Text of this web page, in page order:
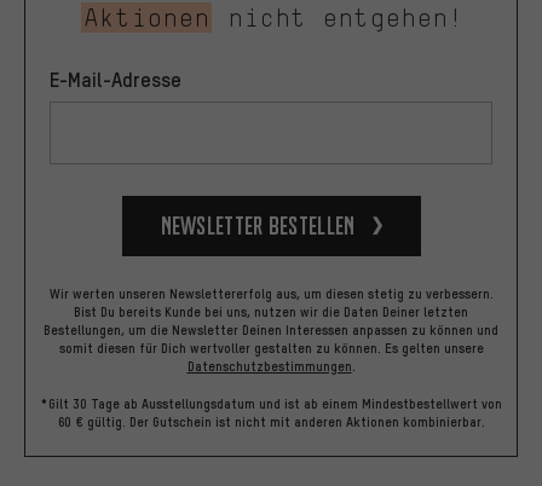
Aktionen
nicht entgehen!
E-Mail-Adresse
Newsletter bestellen
Wir werten unseren Newslettererfolg aus, um diesen stetig zu verbessern.
Bist Du bereits Kunde bei uns, nutzen wir die Daten Deiner letzten
Bestellungen, um die Newsletter Deinen Interessen anpassen zu können und
somit diesen für Dich wertvoller gestalten zu können. Es gelten unsere
Datenschutzbestimmungen.
*Gilt 30 Tage ab Ausstellungsdatum und ist ab einem Mindestbestellwert von
60 € gültig. Der Gutschein ist nicht mit anderen Aktionen kombinierbar.